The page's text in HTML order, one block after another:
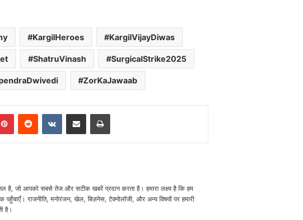
KargilHeroes KargilVijayDiwas
ShatruVinash SurgicalStrike2025
ZorKaJawaab
PinterestReddit VKontakteShare via Email Print
जो आपको सबसे तेज और सटीक खबरें प्रदान करता है। हमारा लक्ष्य है कि हम
राजनीति, मनोरंजन, खेल, बिज़नेस, टेक्नोलॉजी, और अन्य विषयों पर हमारी
है।